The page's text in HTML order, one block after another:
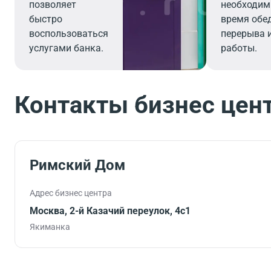
позволяет
быстро
воспользоваться
услугами банка.
время
перерыва
работы.
Контакты бизнес
Римский Дом
Адрес бизнес центра
Москва, 2-й Казачий переулок, 4с1
Якиманка